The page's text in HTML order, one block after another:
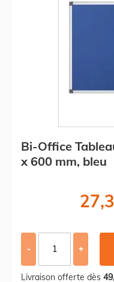
Bi-Office
x 600 mm, bleu
- +
Livraison offerte dès